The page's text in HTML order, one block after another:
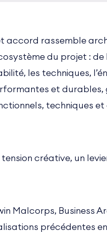
accord rassemble
du projet :
les techniques,
et durables,
techniques et
tension créative, un
Malcorps, Business
précédentes